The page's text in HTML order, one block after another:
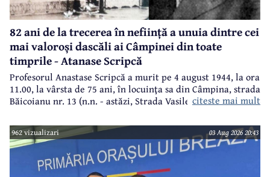
82 ani de la trecerea în neființă a unuia dintre cei
mai valoroși dascăli ai Câmpinei din toate
timprile - Atanase Scripcă
Profesorul Anastase Scripcă a murit pe 4 august 1944, la ora
11.00, la vârsta de 75 ani, în locuinţa sa din Câmpina, strada
Băicoianu nr. 13 (n.n. - astăzi, Strada Vasile Alecsandri).
Ulterior, meşterul popular Nicolae Goage aşează aici, în
memoria sa şi a soţiei, Maria Scripcă, o troiţă din lemn
sculptat,care astăzi, din păcate, nu mai există.
citeste mai mult
962 vizualizari 03 Aug 2026 20:43